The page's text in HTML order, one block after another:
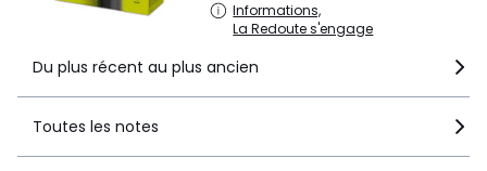
Nettoyage
lavable
utilisée
Wet & Dry
Non
Contenu du
carton
Caractéristiques
Informations,
La Redoute s'engage
Du plus récent au plus ancien
Toutes les notes